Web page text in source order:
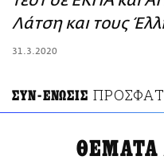
ΑΜΠΑ
Λάτση και τους
31.3.2020
ΣΥΝ-ΕΝΩΣΙΣ
ΘΕΜΑΤΑ